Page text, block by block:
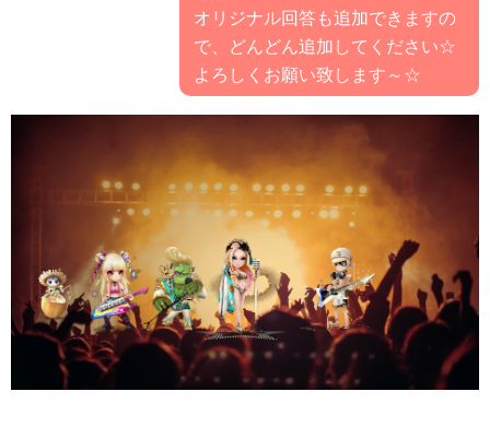
オリジナル回答も追加できますの
で、どんどん追加してください☆
よろしくお願い致します～☆